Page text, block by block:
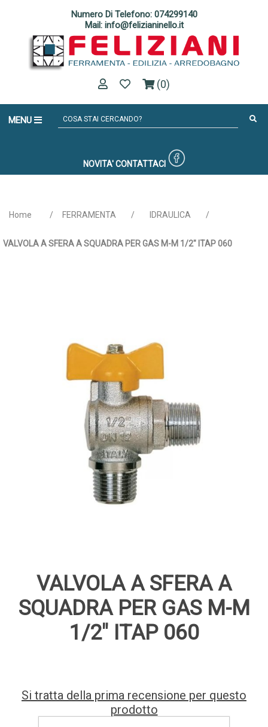
Numero Di Telefono: 074299140
Mail: info@felizianinello.it
(0)
MENU
NOVITA' CONTATTACI
Home / FERRAMENTA / IDRAULICA /
VALVOLA A SFERA A SQUADRA PER GAS M-M 1/2" ITAP 060
VALVOLA A SFERA A
SQUADRA PER GAS M-M
1/2" ITAP 060
Si tratta della prima recensione per questo
prodotto